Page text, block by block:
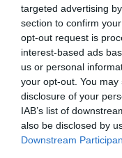
targeted advertising
section to confirm
opt-out request is
interest-based ads
us or personal
your opt-out. You
disclosure of your
IAB’s list of
also be disclosed by
Downstream
HASONLÓ ÉRDEKESSÉGEK